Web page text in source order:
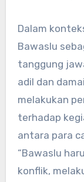
Dalam
Bawaslu
tanggung
adil dan
melakukan
terhadap
antara para
“Bawaslu
konflik,